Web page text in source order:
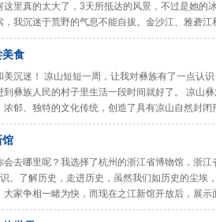
里真的太大了，3天所抵达的风景，不过是她的
我沉迷于荒野的气息不能自拔。金沙江、雅砻江
美食
沉迷！ 凉山短短一周，让我对彝族有了一点认
彝族人民的村子里生活一段时间就好了。 凉山
郁、独特的文化传统，创造了具有凉山自然封闭
馆
去哪里呢？我选择了杭州的浙江省博物馆，浙
。了解历史，走进历史，虽然我们如历史的尘埃
家争相一睹为快，而现在之江新馆开放后，展示